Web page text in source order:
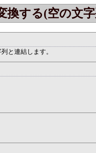
換する(空の文
と連結します。